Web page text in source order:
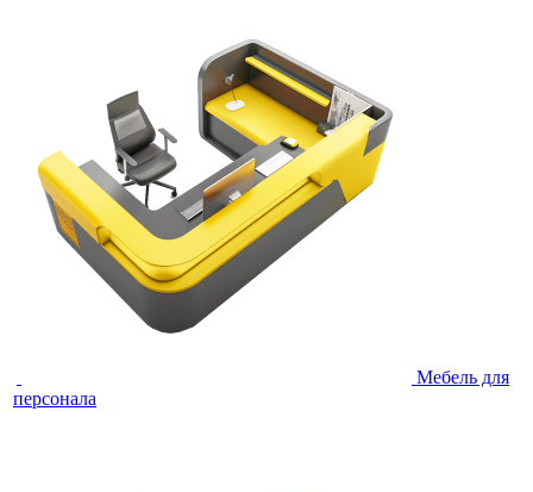
Мебель для
персонала